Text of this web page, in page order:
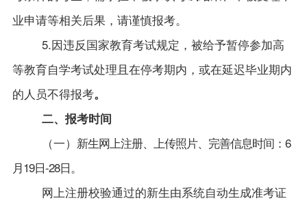
业申请等相关后果，请谨慎报考。
5.因违反国家教育考试规定，被给予暂停参加高
等教育自学考试处理且在停考期内，或在延迟毕业期内
的人员不得报考。
二、报考时间
（一） 新生网上注册、上传照片、完善信息时间：6
月19日-28日。
网上注册校验通过的新生由系统自动生成准考证